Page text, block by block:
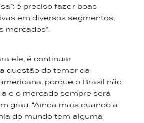
é preciso fazer boas
em diversos segmentos,
mercados”.
ele, é continuar
questão do temor da
porque o Brasil não
e o mercado sempre será
grau. “Ainda mais quando a
do mundo tem alguma